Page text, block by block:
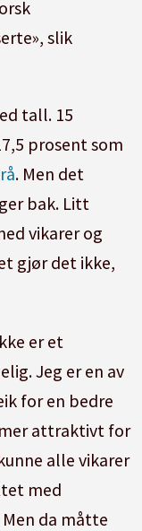
slik
tall. 15
prosent som
. Men det
bak. Litt
vikarer og
gjør det ikke,
er et
Jeg er en av
for en bedre
attraktivt for
alle vikarer
med
da måtte